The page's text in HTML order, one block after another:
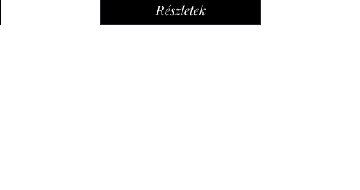
Részletek